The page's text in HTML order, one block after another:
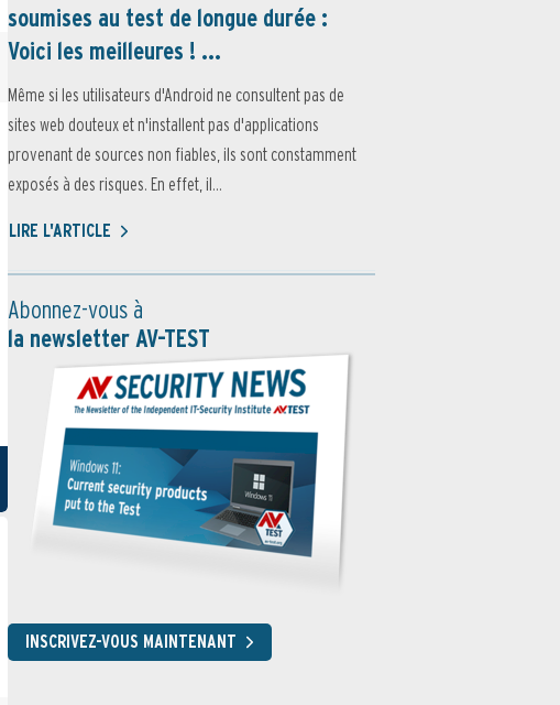
soumises au test de longue durée :
Voici les meilleures ! ...
Même si les utilisateurs d'Android ne consultent pas de
sites web douteux et n'installent pas d'applications
provenant de sources non fiables, ils sont constamment
exposés à des risques. En effet, il...
LIRE L'ARTICLE
Abonnez-vous à
la newsletter AV-TEST
INSCRIVEZ-VOUS MAINTENANT